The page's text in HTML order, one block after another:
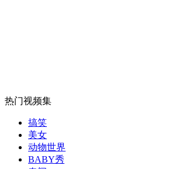
女孩北京地铁殴打老人 痛下狠手拳打脚踢
无痛分娩是否安全 医生回应
热门视频集
搞笑
美女
动物世界
BABY秀